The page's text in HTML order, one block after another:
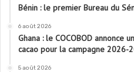
Bénin : le premier Bureau du
6 août 2026
Ghana : le COCOBOD annonce
cacao pour la campagne 2026-
5 août 2026